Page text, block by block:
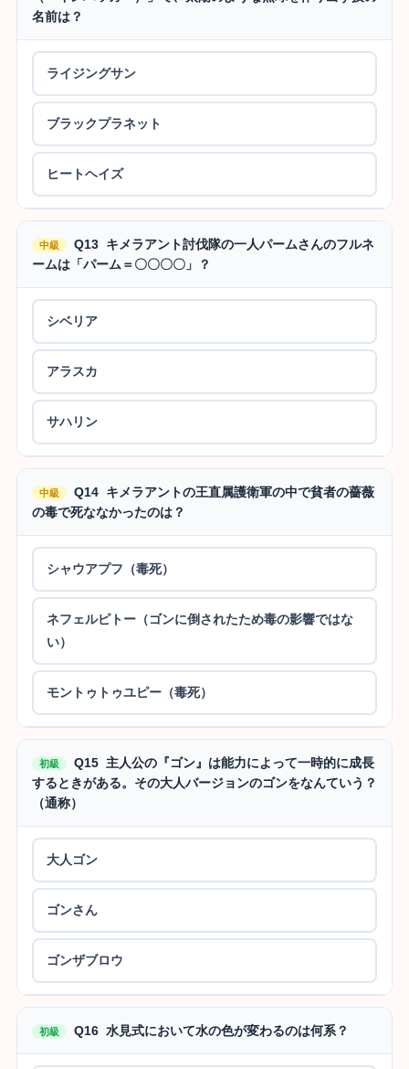
名前は？
ライジングサン
ブラックプラネット
ヒートヘイズ
中級
Q13 キメラアント討伐隊の一人パームさんのフルネ
ームは「パーム＝〇〇〇〇」？
シベリア
アラスカ
サハリン
中級
Q14 キメラアントの王直属護衛軍の中で貧者の薔薇
の毒で死ななかったのは？
シャウアプフ（毒死）
ネフェルピトー（ゴンに倒されたため毒の影響ではな
い）
モントゥトゥユピー（毒死）
初級
Q15 主人公の『ゴン』は能力によって一時的に成長
するときがある。その大人バージョンのゴンをなんていう？
（通称）
大人ゴン
ゴンさん
ゴンザブロウ
初級 Q16 水見式において水の色が変わるのは何系？